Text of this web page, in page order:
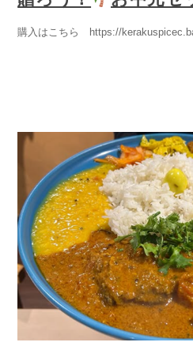
購入はこちら https://